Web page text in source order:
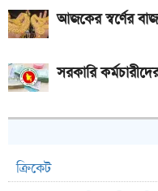
আজকের স্বর্ণের
সরকারি
ক্রিকেট